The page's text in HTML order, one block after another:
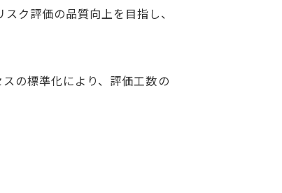
ク評価の品質向上を目指し、
の標準化により、評価工数の